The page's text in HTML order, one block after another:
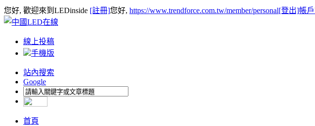
您好, 歡迎來到LEDinside [註冊]您好, https://www.trendforce.com.tw/member/personal[登出]帳
線上投稿
手機版
站內搜索
Google
首頁